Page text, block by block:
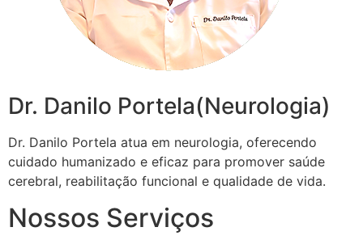
Dr. Danilo Portela(Neurologia)
Dr. Danilo Portela atua em neurologia, oferecendo
cuidado humanizado e eficaz para promover saúde
cerebral, reabilitação funcional e qualidade de vida.
Nossos Serviços